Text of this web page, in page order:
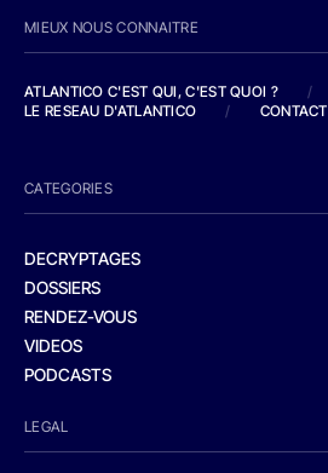
MIEUX NOUS CONNAITRE
ATLANTICO C'EST QUI, C'EST QUOI ?
/
LE RESEAU D'ATLANTICO
/ CONTACT
CATEGORIES
DECRYPTAGES
DOSSIERS
RENDEZ-VOUS
VIDEOS
PODCASTS
LEGAL